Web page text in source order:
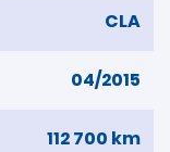
CLA
04/2015
112 700 km